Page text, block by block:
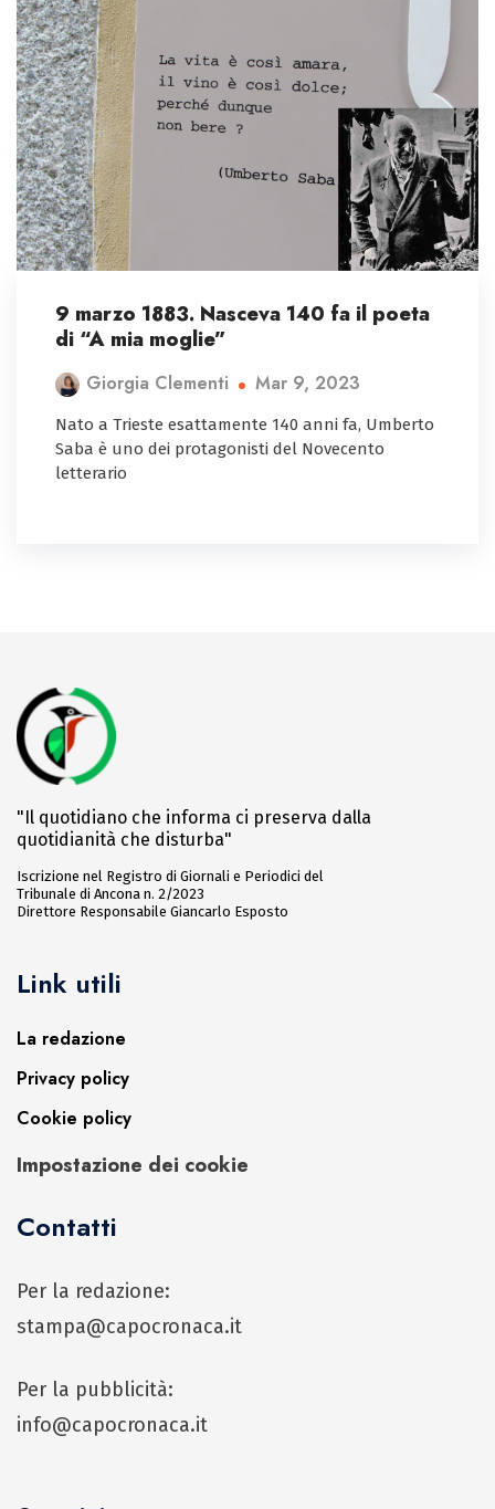
9 marzo 1883. Nasceva 140 fa il poeta
di “A mia moglie”
Giorgia Clementi Mar 9, 2023
Nato a Trieste esattamente 140 anni fa, Umberto
Saba è uno dei protagonisti del Novecento
letterario
"Il quotidiano che informa ci preserva dalla
quotidianità che disturba"
Iscrizione nel Registro di Giornali e Periodici del
Tribunale di Ancona n. 2/2023
Direttore Responsabile Giancarlo Esposto
Link utili
La redazione
Privacy policy
Cookie policy
Impostazione dei cookie
Contatti
Per la redazione:
stampa@capocronaca.it
Per la pubblicità:
info@capocronaca.it